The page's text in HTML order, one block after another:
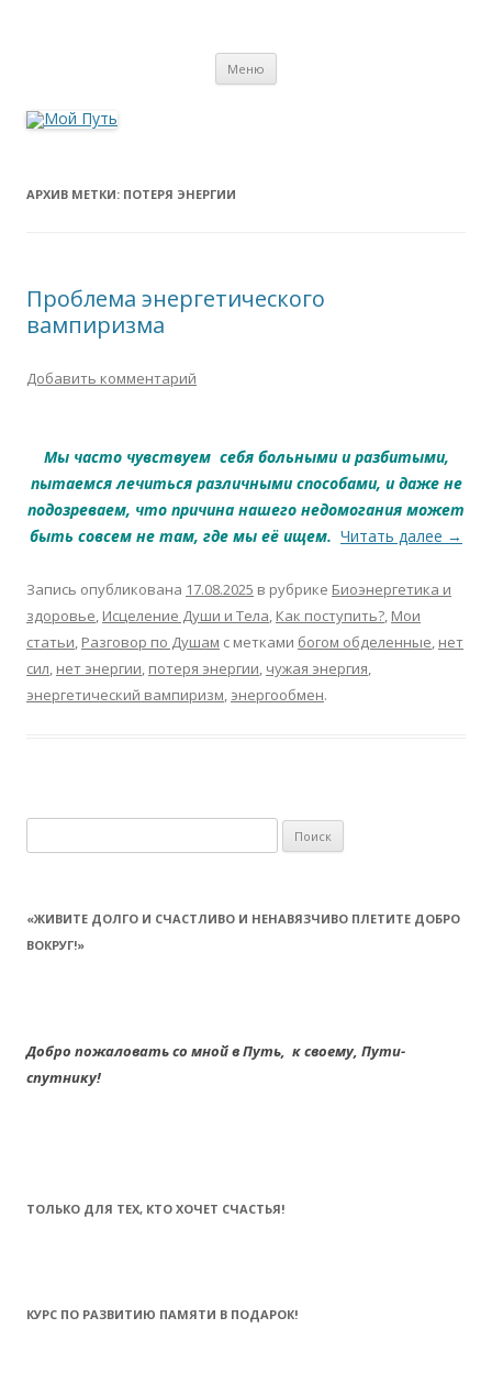
Меню
АРХИВ МЕТКИ: ПОТЕРЯ ЭНЕРГИИ
Проблема энергетического
вампиризма
Добавить комментарий
Мы часто чувствуем себя больными и разбитыми,
пытаемся лечиться различными способами, и даже не
подозреваем, что причина нашего недомогания может
быть совсем не там, где мы её ищем. Читать далее →
Запись опубликована 17.08.2025 в рубрике Биоэнергетика и
здоровье, Исцеление Души и Тела, Как поступить?, Мои
статьи, Разговор по Душам с метками богом обделенные, нет
сил, нет энергии, потеря энергии, чужая энергия,
энергетический вампиризм, энергообмен.
«ЖИВИТЕ ДОЛГО И СЧАСТЛИВО И НЕНАВЯЗЧИВО ПЛЕТИТЕ ДОБРО
ВОКРУГ!»
Добро пожаловать со мной в Путь, к своему, Пути-
спутнику!
ТОЛЬКО ДЛЯ ТЕХ, КТО ХОЧЕТ СЧАСТЬЯ!
КУРС ПО РАЗВИТИЮ ПАМЯТИ В ПОДАРОК!